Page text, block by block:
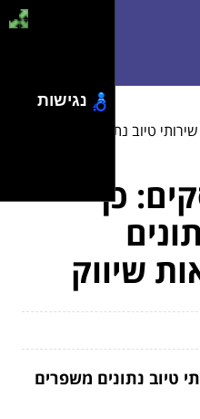
טיוב נתונים משפרים
כך
שיווק
טיוב נתונים משפרים
נגישות